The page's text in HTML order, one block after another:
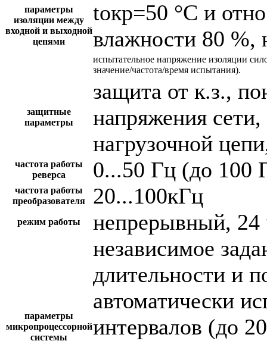
параметры
изоляции между
входной и выходной
цепями
tокр=50 °С и
влажности 80 %,
испытательное напряжение изоляции
значение/частота/время испытания).
защитные
параметры
защита от к.з.,
напряжения
нагрузочной
частота работы
реверса
0...50 Гц (до 100
частота работы
преобразователя
20...100кГц
режим работы непрерывный, 24
параметры
микропроцессорной
системы
независимое
длительности и
автоматически
интервалов (до